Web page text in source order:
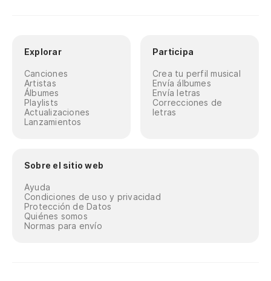
Explorar
Canciones
Artistas
Álbumes
Playlists
Actualizaciones
Lanzamientos
Participa
Crea tu perfil musical
Envía álbumes
Envía letras
Correcciones de
letras
Sobre el sitio web
Ayuda
Condiciones de uso y privacidad
Protección de Datos
Quiénes somos
Normas para envío